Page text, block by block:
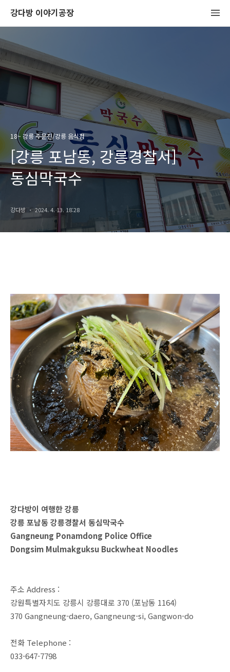
강다방 이야기공장
18~ 강릉 주문진/강릉 음식점
[강릉 포남동, 강릉경찰서]
동심막국수
강다방 2024. 4. 13. 18:28
강다방이 여행한 강릉
강릉 포남동 강릉경찰서 동심막국수
Gangneung Ponamdong Police Office
Dongsim Mulmakguksu Buckwheat Noodles
주소 Address :
강원특별자치도 강릉시 강릉대로 370 (포남동 1164)
370 Gangneung-daero, Gangneung-si, Gangwon-do
전화 Telephone :
033-647-7798